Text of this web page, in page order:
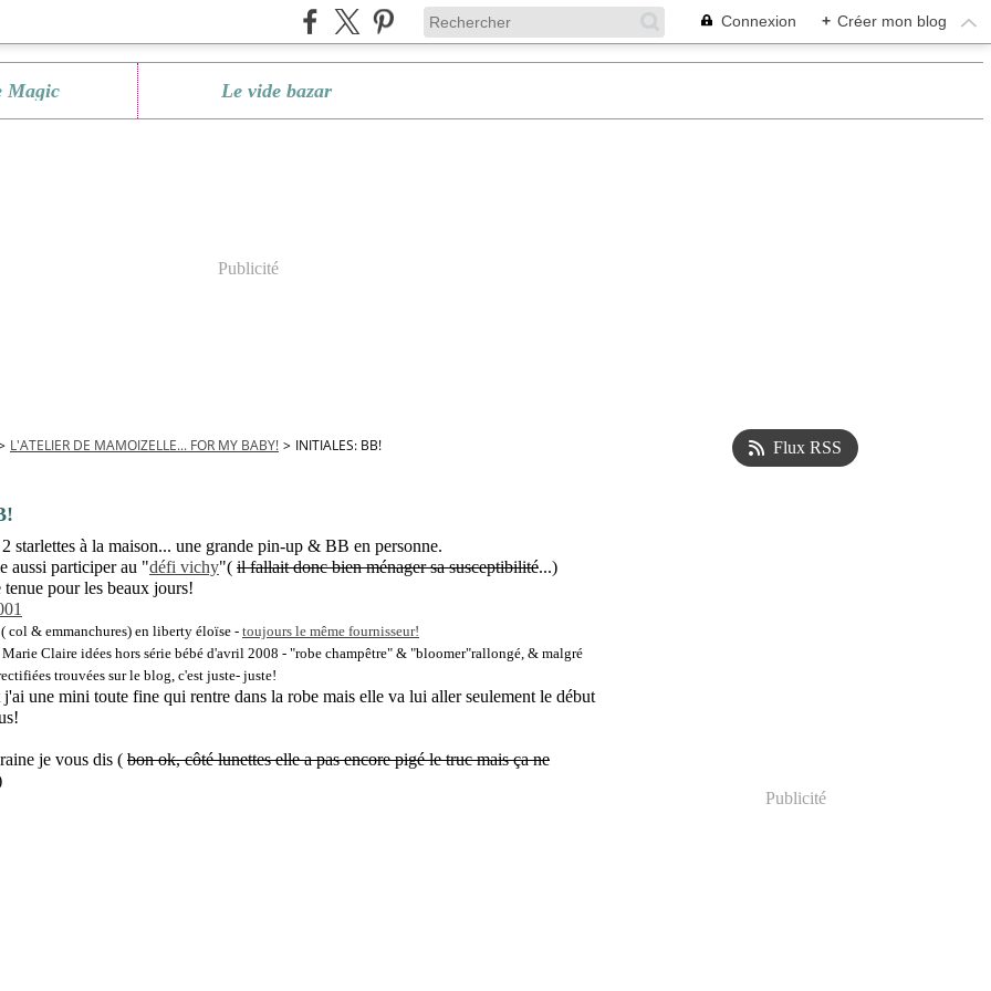
Connexion + Créer mon blog
Magic Le vide bazar
Publicité
L'ATELIER DE MAMOIZELLE... FOR MY BABY! > INITIALES: BB!
starlettes à la maison... une grande pin-up & BB en personne.
aussi participer au "défi vichy"( il fallait donc bien ménager sa susceptibilité...)
pour les beaux jours!
col & emmanchures) en liberty éloïse - toujours le même fournisseur!
Claire idées hors série bébé d'avril 2008 - "robe champêtre" & "bloomer"rallongé, & malgré
trouvées sur le blog, c'est juste- juste!
j'ai une mini toute fine qui rentre dans la robe mais elle va lui aller seulement le début
je vous dis ( bon ok, côté lunettes elle a pas encore pigé le truc mais ça ne
Flux RSS
Publicité